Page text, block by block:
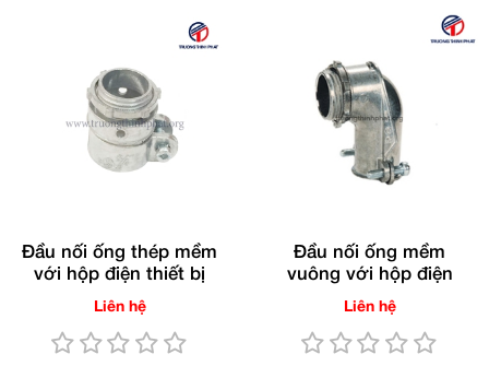
Đầu nối ống thép mềm
với hộp điện thiết bị
Liên hệ
Đầu nối ống mềm
vuông với hộp điện
Liên hệ